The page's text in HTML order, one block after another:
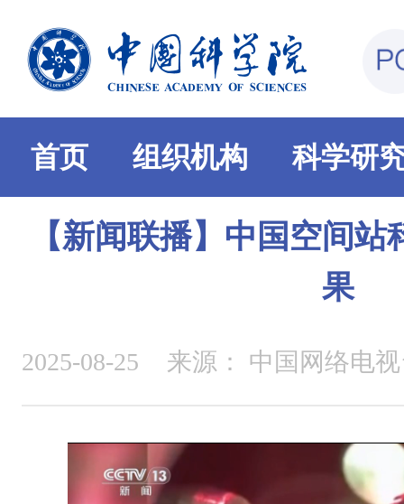
首页 组织机构 科学研
【新闻联播】中国空间
果
2025-08-25 来源： 中国网络电